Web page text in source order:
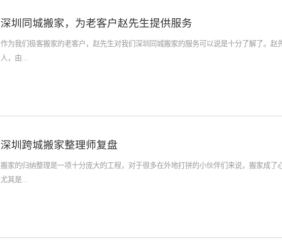
深圳同城搬家，为老客户赵先生提供服务
作为我们极客搬家的老客户，赵先生对我们深圳同城搬家的服务可以说是十分了解了。赵
人，由...
深圳跨城搬家整理师复盘
搬家的归纳整理是一项十分庞大的工程，对于很多在外地打拼的小伙伴们来说，搬家成了
尤其是...